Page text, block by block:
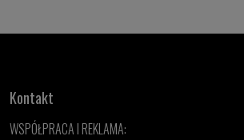
Kontakt
WSPÓŁPRACA I REKLAMA: